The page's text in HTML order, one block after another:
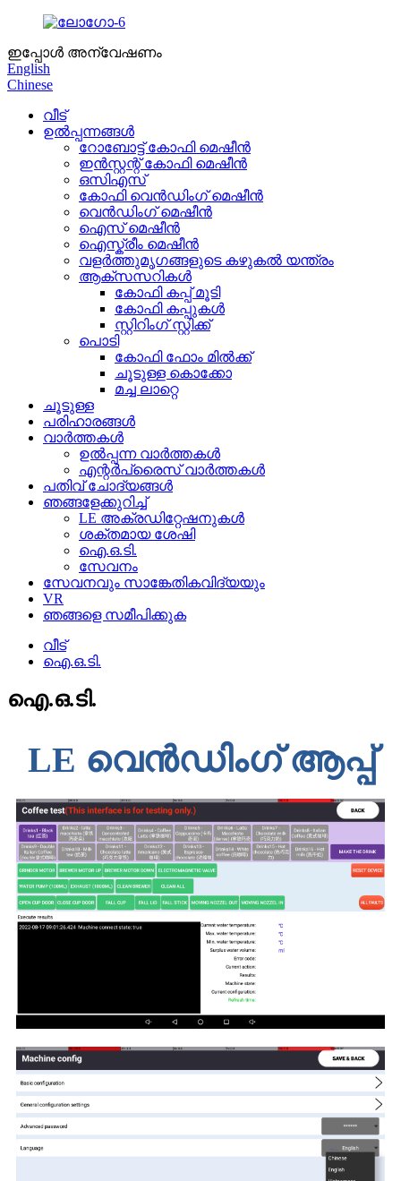
ഇപ്പോൾ അന്വേഷണം
English
Chinese
വീട്
ഉൽപ്പന്നങ്ങൾ
റോബോട്ട് കോഫി മെഷീൻ
ഇൻസ്റ്റന്റ് കോഫി മെഷീൻ
ഒസിഎസ്
കോഫി വെൻഡിംഗ് മെഷീൻ
വെൻഡിംഗ് മെഷീൻ
ഐസ് മെഷീൻ
ഐസ്ക്രീം മെഷീൻ
വളർത്തുമൃഗങ്ങളുടെ കഴുകൽ യന്ത്രം
ആക്‌സസറികൾ
കോഫി കപ്പ് മൂടി
കോഫി കപ്പുകൾ
സ്റ്റിറിംഗ് സ്റ്റിക്ക്
പൊടി
കോഫി ഫോം മിൽക്ക്
ചൂടുള്ള കൊക്കോ
മച്ച ലാറ്റെ
ചൂടുള്ള
പരിഹാരങ്ങൾ
വാർത്തകൾ
ഉൽപ്പന്ന വാർത്തകൾ
എന്റർപ്രൈസ് വാർത്തകൾ
പതിവ് ചോദ്യങ്ങൾ
ഞങ്ങളേക്കുറിച്ച്
LE അക്രഡിറ്റേഷനുകൾ
ശക്തമായ ശേഷി
ഐ.ഒ.ടി.
സേവനം
സേവനവും സാങ്കേതികവിദ്യയും
VR
ഞങ്ങളെ സമീപിക്കുക
വീട്
ഐ.ഒ.ടി.
ഐ.ഒ.ടി.
LE വെൻഡിംഗ് ആപ്പ്